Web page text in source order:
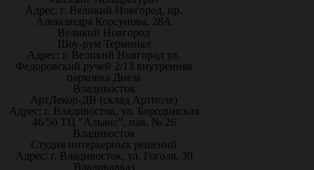
Адрес: г. Великий Новгород, пр.
Александра Корсунова, 28А
Великий Новгород
Шоу-рум Терминал
Адрес: г. Великий Новгород ул.
Федоровский ручей 2/13 внутренняя
парковка Диеза
Владивосток
АртДекор-ДВ (склад Артполе)
Адрес: г. Владивосток, ул. Бородинская
46/50 ТЦ "Альянс", пав. № 26
Владивосток
Студия интерьерных решений
Адрес: г. Владивосток, ул. Гоголя, 30
Владикавказ